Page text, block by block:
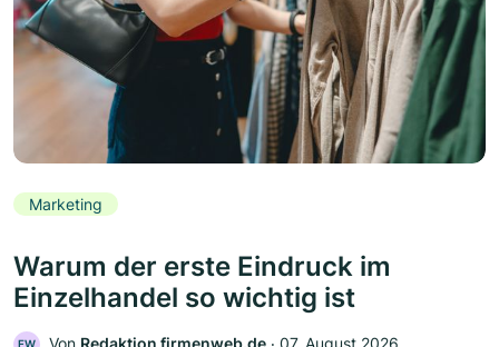
Marketing
Warum der erste Eindruck im
Einzelhandel so wichtig ist